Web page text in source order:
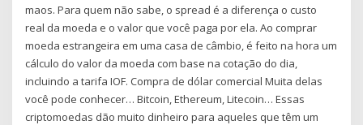
maos. Para quem não sabe, o spread é a diferença o custo
real da moeda e o valor que você paga por ela. Ao comprar
moeda estrangeira em uma casa de câmbio, é feito na hora um
cálculo do valor da moeda com base na cotação do dia,
incluindo a tarifa IOF. Compra de dólar comercial Muita delas
você pode conhecer… Bitcoin, Ethereum, Litecoin… Essas
criptomoedas dão muito dinheiro para aqueles que têm um